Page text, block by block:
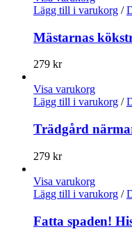
Lägg till i varukorg /
Mästarnas
279 kr
Visa varukorg
Lägg till i varukorg /
Trädgård
279 kr
Visa varukorg
Lägg till i varukorg /
Fatta spaden!